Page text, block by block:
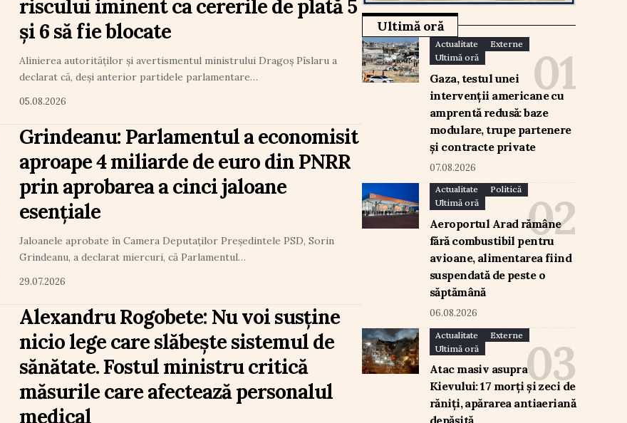
riscului iminent ca cererile de plată 5
și 6 să fie blocate
Alinierea autorităților și avertismentul ministrului Dragoș Pîslaru a
declarat că, deși anterior partidele parlamentare…
05.08.2026
Grindeanu: Parlamentul a economisit
aproape 4 miliarde de euro din PNRR
prin aprobarea a cinci jaloane
esențiale
Jaloanele aprobate în Camera Deputaților Președintele PSD, Sorin
Grindeanu, a declarat miercuri, că Parlamentul…
29.07.2026
Alexandru Rogobete: Nu voi susține
nicio lege care slăbește sistemul de
sănătate. Fostul ministru critică
măsurile care afectează personalul
medical
Ultimă oră
Actualitate
Externe
Ultimă oră
Gaza, testul unei
intervenții americane cu
amprentă redusă: baze
modulare, trupe partenere
și contracte private
07.08.2026
Actualitate
Politică
Ultimă oră
Aeroportul Arad rămâne
fără combustibil pentru
avioane, alimentarea fiind
suspendată de peste o
săptămână
06.08.2026
Actualitate
Externe
Ultimă oră
Atac masiv asupra
Kievului: 17 morți și zeci de
răniți, apărarea antiaeriană